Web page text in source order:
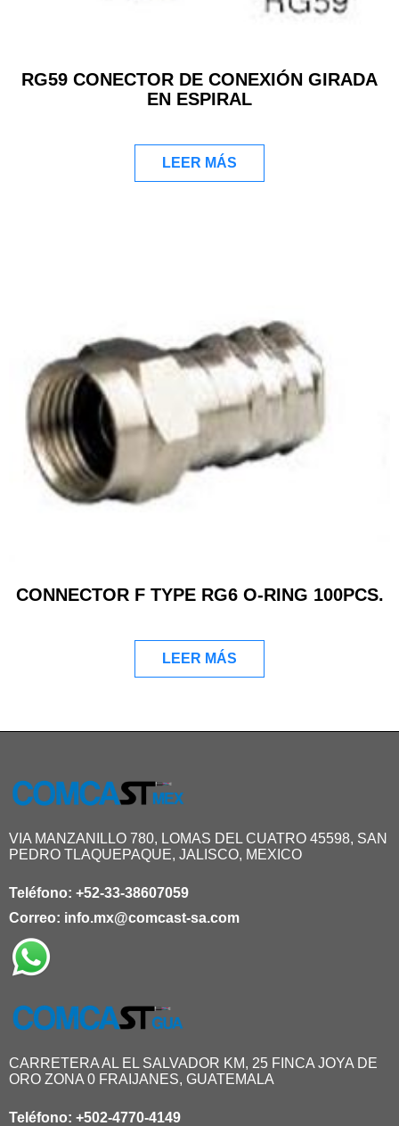
RG59 CONECTOR DE CONEXIÓN GIRADA
EN ESPIRAL
LEER MÁS
CONNECTOR F TYPE RG6 O-RING 100PCS.
LEER MÁS
VIA MANZANILLO 780, LOMAS DEL CUATRO 45598, SAN
PEDRO TLAQUEPAQUE, JALISCO, MEXICO
Teléfono: +52-33-38607059
Correo: info.mx@comcast-sa.com
CARRETERA AL EL SALVADOR KM, 25 FINCA JOYA DE
ORO ZONA 0 FRAIJANES, GUATEMALA
Teléfono: +502-4770-4149